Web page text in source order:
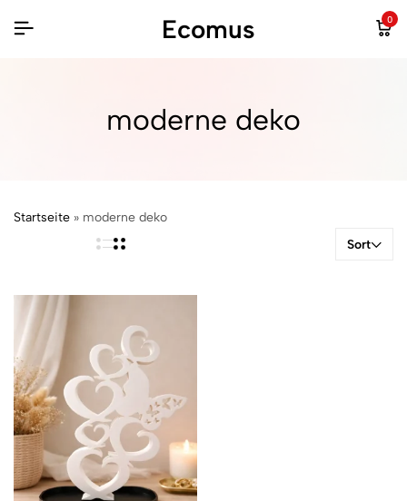
Ecomus 0
moderne deko
Startseite » moderne deko
Sort